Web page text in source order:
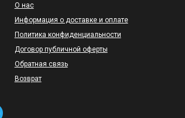
O нас
Информация о доставке и оплате
Политика конфиденциальности
Договор публичной оферты
Обратная связь
Возврат